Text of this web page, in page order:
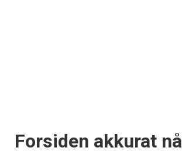
Forsiden akkurat nå